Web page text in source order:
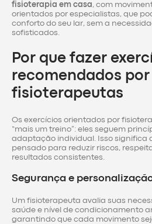
fisioterapia em casa, com
orientados por especialistas, que
conforto do seu lar, sem a
sofisticados.
Por que fazer
recomendados por
fisioterapeutas
Os exercícios orientados por
“mais um treino”: eles seguem
adaptação individual. Isso significa
pensado para reduzir riscos,
resultados consistentes.
Segurança e
Um fisioterapeuta avalia suas
saúde e nível de condicionamento
garantindo que cada movimento